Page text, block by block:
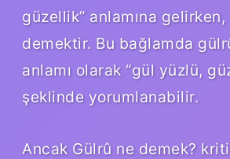
güzellik” anlamına gelirken,
demektir. Bu bağlamda
anlamı olarak “gül yüzlü,
şeklinde yorumlanabilir.
Ancak Gülrû ne demek?